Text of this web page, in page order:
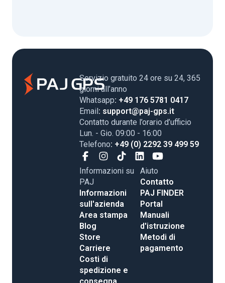
Servizio gratuito 24 ore su 24, 365
giorni all’anno
Whatsapp: +49 176 5781 0417
Email : support@paj-gps.it
Contatto durante l’orario d’ufficio
Lun. - Gio. 09:00 - 16:00
Telefono: +49 (0) 2292 39 499 59
Informazioni su
PAJ
Informazioni
sull'azienda
Area stampa
Blog
Store
Carriere
Costi di
spedizione e
Aiuto
Contatto
PAJ FINDER
Portal
Manuali
d'istruzione
Metodi di
pagamento